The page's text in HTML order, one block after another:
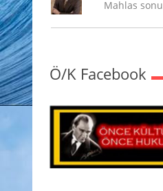
Mahlas sonu
Ö/K Facebook